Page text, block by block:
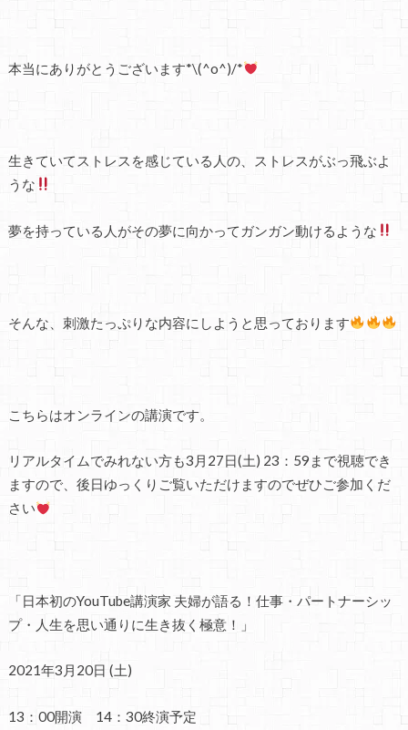
本当にありがとうございます*\(^o^)/*
生きていてストレスを感じている人の、ストレスがぶっ飛ぶよ
うな
夢を持っている人がその夢に向かってガンガン動けるような
そんな、刺激たっぷりな内容にしようと思っております
こちらはオンラインの講演です。
リアルタイムでみれない方も3月27日(土) 23：59まで視聴でき
ますので、後日ゆっくりご覧いただけますのでぜひご参加くだ
さい
「日本初のYouTube講演家 夫婦が語る！仕事・パートナーシッ
プ・人生を思い通りに生き抜く極意！」
2021年3月20日 (土)
13：00開演 14：30終演予定